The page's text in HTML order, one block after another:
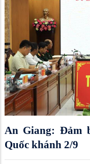
An Giang: Đảm
Quốc khánh 2/9